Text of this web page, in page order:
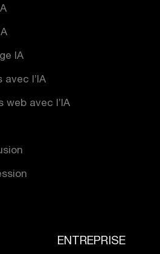
IA
l’IA
web avec l’IA
ENTREPRISE